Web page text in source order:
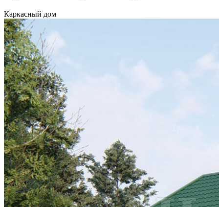
Каркасный дом